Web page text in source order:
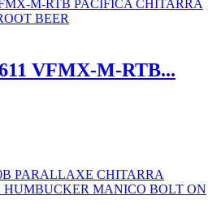
VFMX-M-RTB...